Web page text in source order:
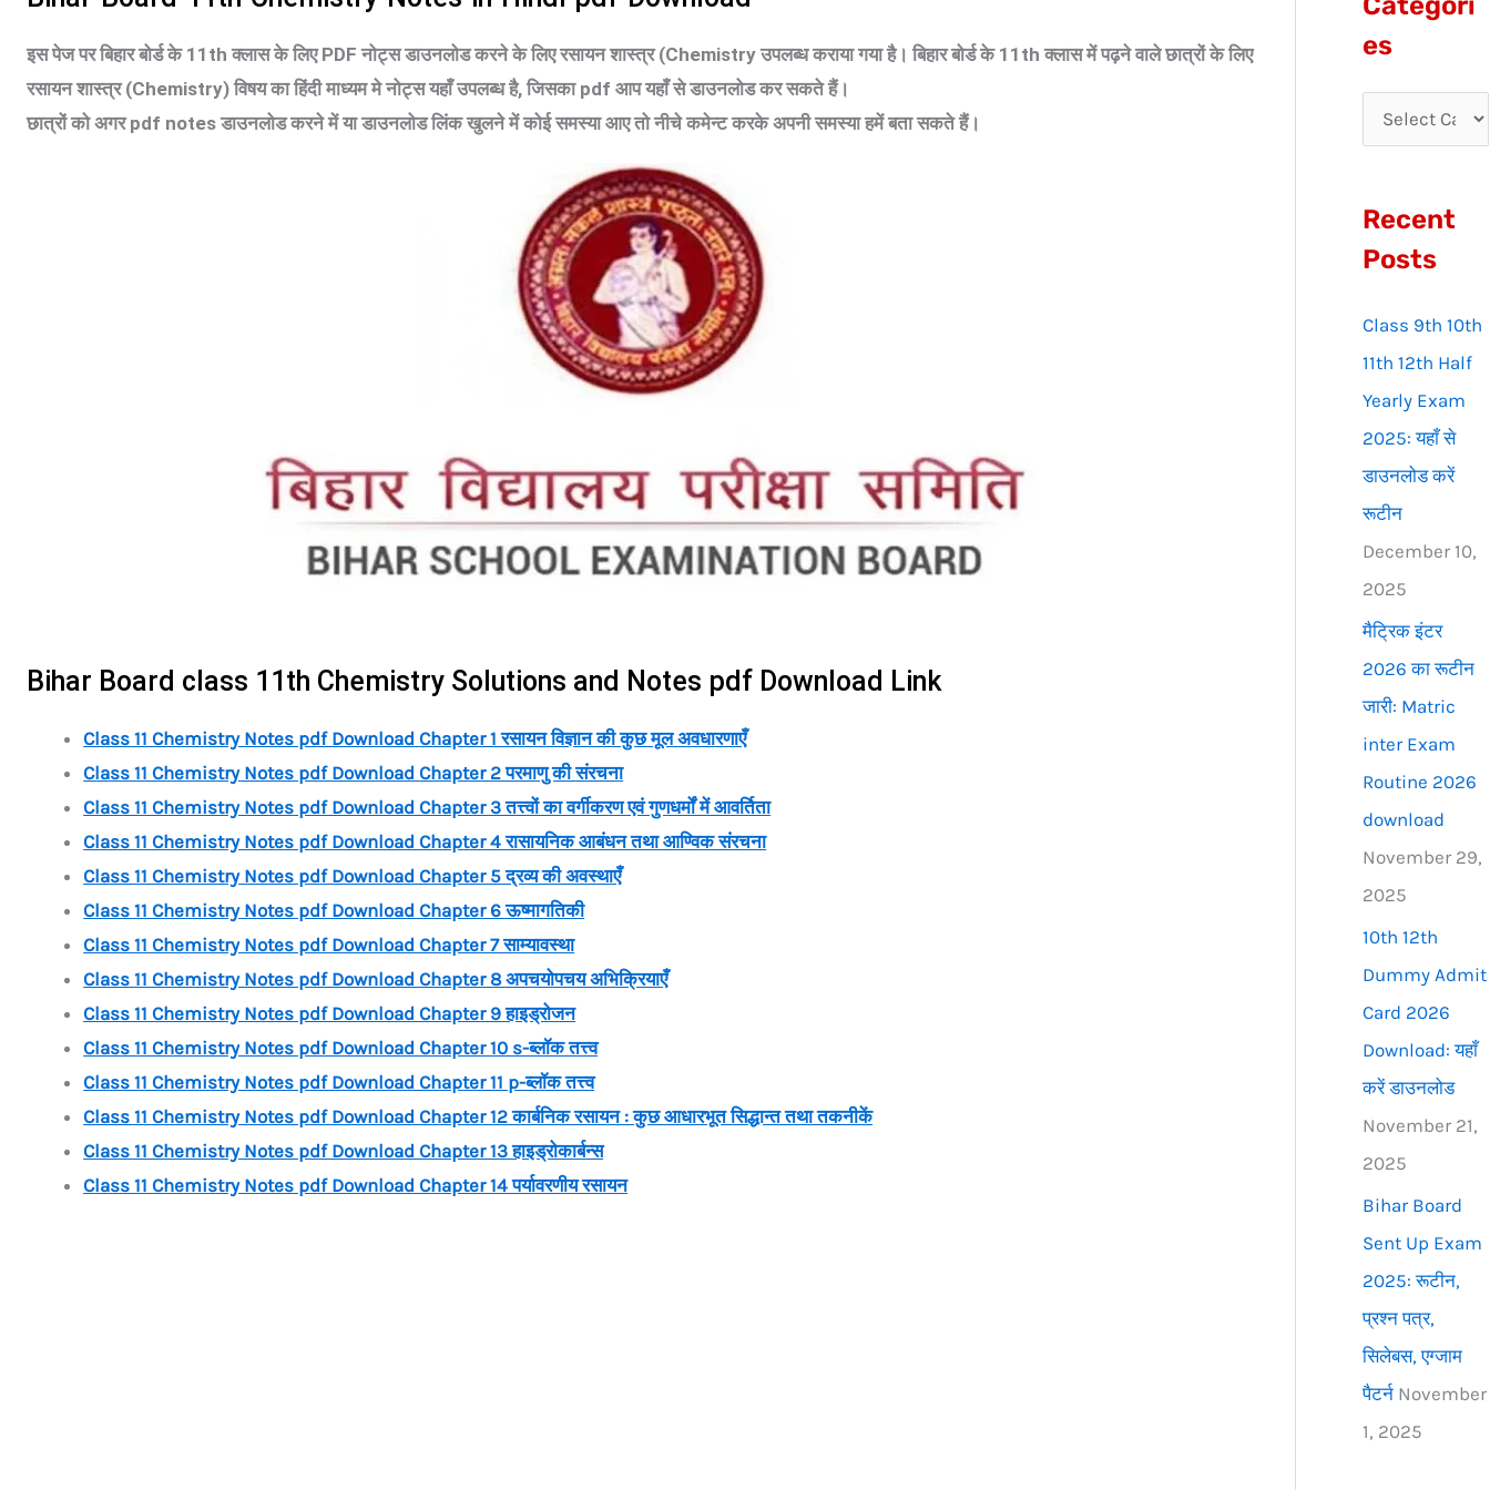
इस पेज पर बिहार बोर्ड के 11th क्लास के लिए PDF नोट्स डाउनलोड करने के लिए रसायन शास्त्र (Chemistry उपलब्ध कराया गया है। बिहार बोर्ड के 11th क्लास में पढ़ने वाले छात्रों के लिए
रसायन शास्त्र (Chemistry) विषय का हिंदी माध्यम मे नोट्स यहाँ उपलब्ध है, जिसका pdf आप यहाँ से डाउनलोड कर सकते हैं।
छात्रों को अगर pdf notes डाउनलोड करने में या डाउनलोड लिंक खुलने में कोई समस्या आए तो नीचे कमेन्ट करके अपनी समस्या हमें बता सकते हैं।
Bihar Board class 11th Chemistry Solutions and Notes pdf Download Link
Class 11 Chemistry Notes pdf Download Chapter 1 रसायन विज्ञान की कुछ मूल अवधारणाएँ
Class 11 Chemistry Notes pdf DownloadChapter 2 परमाणु की संरचना
Class 11 Chemistry Notes pdf Download Chapter 3 तत्त्वों का वर्गीकरण एवं गुणधर्मों में आवर्तिता
Class 11 Chemistry Notes pdf Download Chapter 4 रासायनिक आबंधन तथा आण्विक संरचना
Class 11 Chemistry Notes pdf Download Chapter 5 द्रव्य की अवस्थाएँ
Class 11 Chemistry Notes pdf Download Chapter 6 ऊष्मागतिकी
Class 11 Chemistry Notes pdf Download Chapter 7 साम्यावस्था
Class 11 Chemistry Notes pdf Download Chapter 8 अपचयोपचय अभिक्रियाएँ
Class 11 Chemistry Notes pdf Download Chapter 9 हाइड्रोजन
Class 11 Chemistry Notes pdf Download Chapter 10 s-ब्लॉक तत्त्व
Class 11 Chemistry Notes pdf Download Chapter 11 p-ब्लॉक तत्त्व
Class 11 Chemistry Notes pdf Download Chapter 12 कार्बनिक रसायन : कुछ आधारभूत सिद्धान्त तथा तकनीकें
Class 11 Chemistry Notes pdf Download Chapter 13 हाइड्रोकार्बन्स
Class 11 Chemistry Notes pdf Download Chapter 14 पर्यावरणीय रसायन
f
r
:
es
Recent
Posts
Class 9th 10th
11th 12th Half
Yearly Exam
2025: यहाँ से
डाउनलोड करें
रूटीन
December 10,
2025
मैट्रिक इंटर
2026 का रूटीन
जारी: Matric
inter Exam
Routine 2026
download
November 29,
2025
10th 12th
Dummy Admit
Card 2026
Download: यहाँ
करें डाउनलोड
November 21,
2025
Bihar Board
Sent Up Exam
2025: रूटीन,
प्रश्न पत्र,
सिलेबस, एग्जाम
पैटर्न November
1, 2025